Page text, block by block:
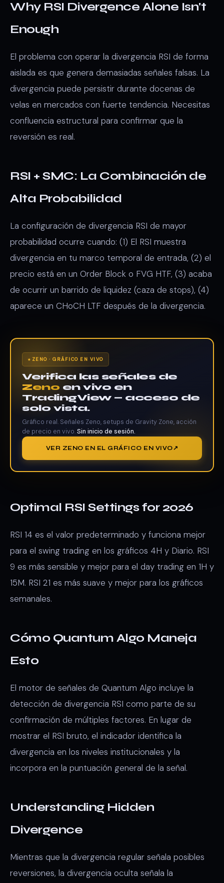
Why RSI Divergence Alone Isn't
Enough
El problema con operar la divergencia RSI de forma
aislada es que genera demasiadas señales falsas. La
divergencia puede persistir durante docenas de
velas en mercados con fuerte tendencia. Necesitas
confluencia estructural para confirmar que la
reversión es real.
RSI + SMC: La Combinación de
Alta Probabilidad
La configuración de divergencia RSI de mayor
probabilidad ocurre cuando: (1) El RSI muestra
divergencia en tu marco temporal de entrada, (2) el
precio está en un Order Block o FVG HTF, (3) acaba
de ocurrir un barrido de liquidez (caza de stops), (4)
aparece un CHoCH LTF después de la divergencia.
ZENO · GRÁFICO EN VIVO
Verifica las señales de
Zeno en vivo en
TradingView — acceso de
solo vista.
Gráfico real. Señales Zeno, setups de Gravity Zone, acción
de precio en vivo.Sin inicio de sesión.
VER ZENO EN EL GRÁFICO EN VIVO
Optimal RSI Settings for 2026
RSI 14 es el valor predeterminado y funciona mejor
para el swing trading en los gráficos 4H y Diario. RSI
9 es más sensible y mejor para el day trading en 1H y
15M. RSI 21 es más suave y mejor para los gráficos
semanales.
Cómo Quantum Algo Maneja
Esto
El motor de señales de Quantum Algo incluye la
detección de divergencia RSI como parte de su
confirmación de múltiples factores. En lugar de
mostrar el RSI bruto, el indicador identifica la
divergencia en los niveles institucionales y la
incorpora en la puntuación general de la señal.
Understanding Hidden
Divergence
Mientras que la divergencia regular señala posibles
reversiones, la divergencia oculta señala la